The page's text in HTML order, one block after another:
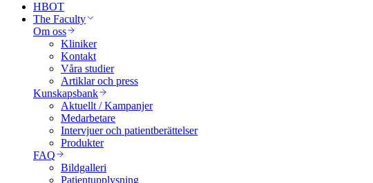
HBOT
The Faculty
Om oss
Kliniker
Kontakt
Våra studier
Artiklar och press
Kunskapsbank
Aktuellt / Kampanjer
Medarbetare
Intervjuer och patientberättelser
Produkter
FAQ
Bildgalleri
Patientupplysning